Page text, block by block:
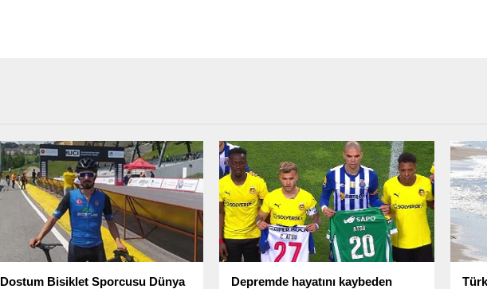
Dostum Bisiklet Sporcusu Dünya
Depremde hayatını kaybeden